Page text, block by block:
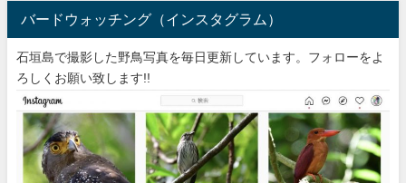
バードウォッチング（インスタグラム）
石垣島で撮影した野鳥写真を毎日更新しています。フォローをよ
ろしくお願い致します!!